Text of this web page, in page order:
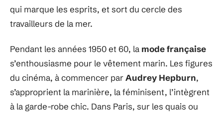
qui marque les esprits, et sort du cercle des
travailleurs de la mer.
Pendant les années 1950 et 60, la mode française
s’enthousiasme pour le vêtement marin. Les figures
du cinéma, à commencer parAudrey Hepburn,
s’approprient la marinière, la féminisent, l’intègrent
à la garde-robe chic. Dans Paris, sur les quais ou